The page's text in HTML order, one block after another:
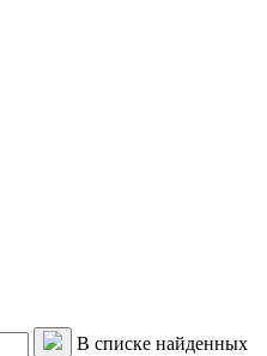
В списке найденных